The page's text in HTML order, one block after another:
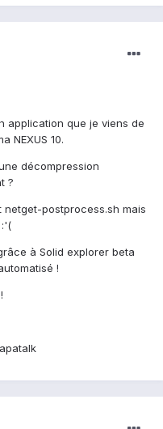
application que je viens de
NEXUS 10.
décompression
?
postprocess.sh mais
:'(
à Solid explorer beta
!